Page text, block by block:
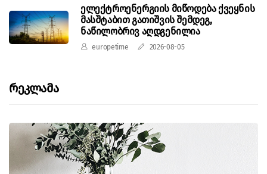
ელექტროენერგიის მიწოდება ქვეყნის
მასშტაბით გათიშვის შემდეგ,
ნაწილობრივ აღდგენილია
europetime 2026-08-05
Რეკლამა